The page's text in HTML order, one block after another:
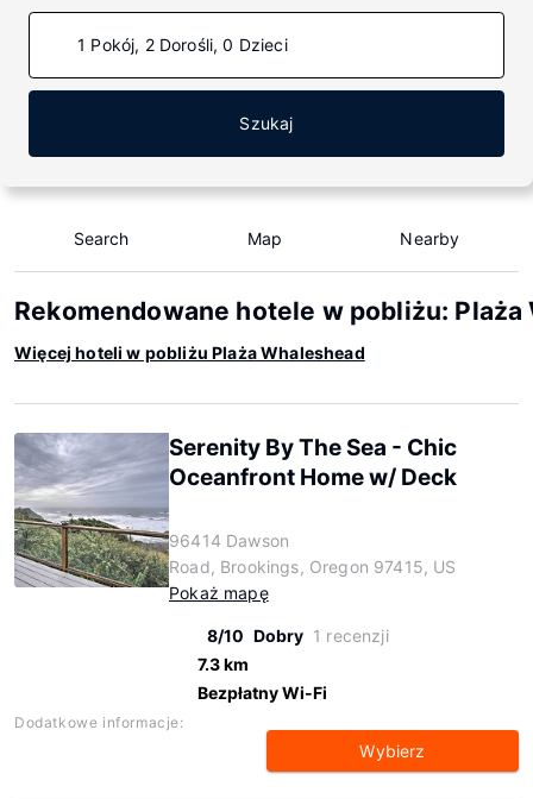
1 Pokój, 2 Dorośli, 0 Dzieci
Szukaj
Search Map Nearby
Rekomendowane hotele w pobliżu: Plaża
Więcej hoteli w pobliżu Plaża Whaleshead
Serenity By The Sea - Chic
Oceanfront Home w/ Deck
96414 Dawson
Road, Brookings, Oregon 97415, US
Pokaż mapę
8/10 Dobry 1 recenzji
7.3 km
Bezpłatny Wi-Fi
Dodatkowe informacje:
Wybierz